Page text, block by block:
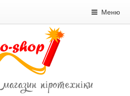
Меню
піротехніки